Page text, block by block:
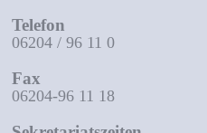
Telefon
06204 / 96 11 0
Fax
06204-96 11 18